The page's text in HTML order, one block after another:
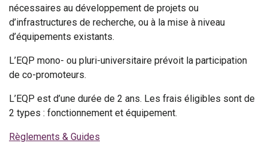
nécessaires au développement de projets ou
d’infrastructures de recherche, ou à la mise à niveau
d’équipements existants.
L’EQP mono- ou pluri-universitaire prévoit la participation
de co-promoteurs.
L’EQP est d’une durée de 2 ans. Les frais éligibles sont de
2 types : fonctionnement et équipement.
Règlements & Guides